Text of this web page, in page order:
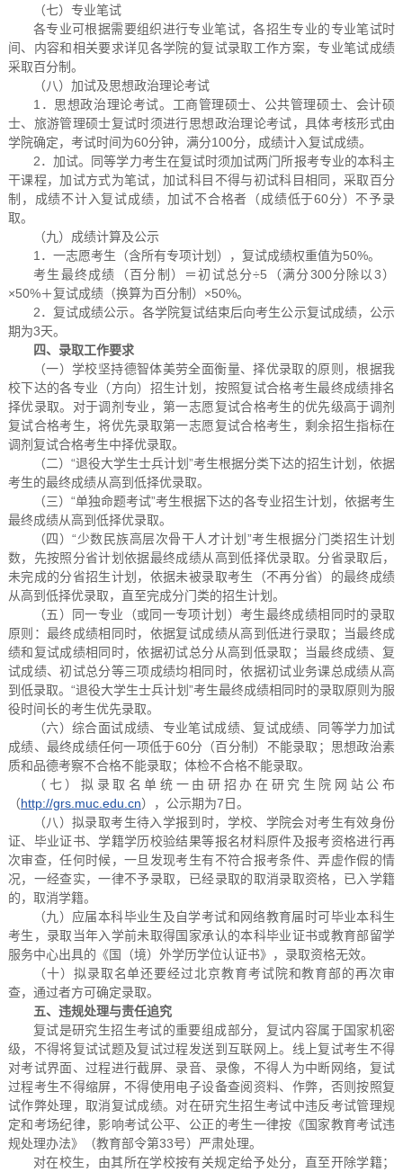
（七）专业笔试
各专业可根据需要组织进行专业笔试，各招生专业的专业笔试时
间、内容和相关要求详见各学院的复试录取工作方案，专业笔试成绩
采取百分制。
（八）加试及思想政治理论考试
1．思想政治理论考试。工商管理硕士、公共管理硕士、会计硕
士、旅游管理硕士复试时须进行思想政治理论考试，具体考核形式由
学院确定，考试时间为60分钟，满分100分，成绩计入复试成绩。
2．加试。同等学力考生在复试时须加试两门所报考专业的本科主
干课程，加试方式为笔试，加试科目不得与初试科目相同，采取百分
制，成绩不计入复试成绩，加试不合格者（成绩低于60分）不予录
取。
（九）成绩计算及公示
1．一志愿考生（含所有专项计划），复试成绩权重值为50%。
考生最终成绩（百分制）＝初试总分÷5（满分300分除以3）
×50%＋复试成绩（换算为百分制）×50%。
2．复试成绩公示。各学院复试结束后向考生公示复试成绩，公示
期为3天。
四、录取工作要求
（一）学校坚持德智体美劳全面衡量、择优录取的原则，根据我
校下达的各专业（方向）招生计划，按照复试合格考生最终成绩排名
择优录取。对于调剂专业，第一志愿复试合格考生的优先级高于调剂
复试合格考生，将优先录取第一志愿复试合格考生，剩余招生指标在
调剂复试合格考生中择优录取。
（二）“退役大学生士兵计划”考生根据分类下达的招生计划，依据
考生的最终成绩从高到低择优录取。
（三）“单独命题考试”考生根据下达的各专业招生计划，依据考生
最终成绩从高到低择优录取。
（四）“少数民族高层次骨干人才计划”考生根据分门类招生计划
数，先按照分省计划依据最终成绩从高到低择优录取。分省录取后，
未完成的分省招生计划，依据未被录取考生（不再分省）的最终成绩
从高到低择优录取，直至完成分门类的招生计划。
（五）同一专业（或同一专项计划）考生最终成绩相同时的录取
原则：最终成绩相同时，依据复试成绩从高到低进行录取；当最终成
绩和复试成绩相同时，依据初试总分从高到低录取；当最终成绩、复
试成绩、初试总分等三项成绩均相同时，依据初试业务课总成绩从高
到低录取。“退役大学生士兵计划”考生最终成绩相同时的录取原则为服
役时间长的考生优先录取。
（六）综合面试成绩、专业笔试成绩、复试成绩、同等学力加试
成绩、最终成绩任何一项低于60分（百分制）不能录取；思想政治素
质和品德考察不合格不能录取；体检不合格不能录取。
（七）拟录取名单统一由研招办在研究生院网站公布
（http://grs.muc.edu.cn），公示期为7日。
（八）拟录取考生待入学报到时，学校、学院会对考生有效身份
证、毕业证书、学籍学历校验结果等报名材料原件及报考资格进行再
次审查，任何时候，一旦发现考生有不符合报考条件、弄虚作假的情
况，一经查实，一律不予录取，已经录取的取消录取资格，已入学籍
的，取消学籍。
（九）应届本科毕业生及自学考试和网络教育届时可毕业本科生
考生，录取当年入学前未取得国家承认的本科毕业证书或教育部留学
服务中心出具的《国（境）外学历学位认证书》，录取资格无效。
（十）拟录取名单还要经过北京教育考试院和教育部的再次审
查，通过者方可确定录取。
五、违规处理与责任追究
复试是研究生招生考试的重要组成部分，复试内容属于国家机密
级，不得将复试试题及复试过程发送到互联网上。线上复试考生不得
对考试界面、过程进行截屏、录音、录像，不得人为中断网络，复试
过程考生不得缩屏，不得使用电子设备查阅资料、作弊，否则按照复
试作弊处理，取消复试成绩。对在研究生招生考试中违反考试管理规
定和考场纪律，影响考试公平、公正的考生一律按《国家教育考试违
规处理办法》（教育部令第33号）严肃处理。
对在校生，由其所在学校按有关规定给予处分，直至开除学籍；